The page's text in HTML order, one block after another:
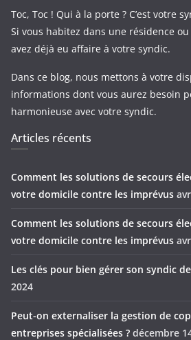
Toc, Toc ! Qui à la porte ? C’est votre
Si vous habitez dans une résidence
avez déjà eu affaire à votre syndic.
Dans ce blog, nous mettons à votre
informations dont vous aurez besoin
harmonieuse avec votre syndic.
Articles récents
Comment les solutions de secours
votre domicile contre les imprévus
Comment les solutions de secours
votre domicile contre les imprévus
Les clés pour bien gérer son syndic
2024
Peut-on externaliser la gestion de
entreprises spécialisées ? décembre